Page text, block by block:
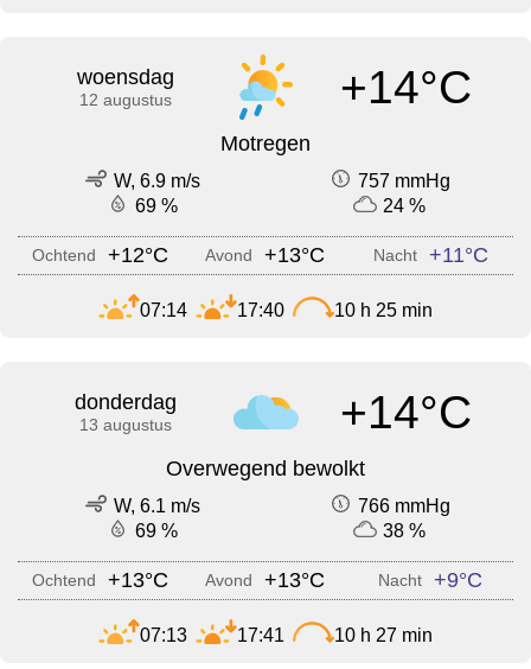
woensdag
12 augustus +14°C
Motregen
W, 6.9 m/s
757 mmHg
69 %
24 %
Ochtend +12°C Avond +13°C Nacht +11°C
07:14 17:40 10 h 25 min
donderdag
13 augustus +14°C
Overwegend bewolkt
W, 6.1 m/s
766 mmHg
69 %
38 %
Ochtend +13°C Avond +13°C Nacht +9°C
07:13 17:41 10 h 27 min